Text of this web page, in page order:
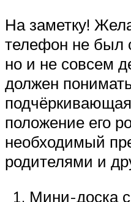
На заметку!
телефон не был
но и не совсем
должен
положение его
необходимый
родителями и
Мини-доска